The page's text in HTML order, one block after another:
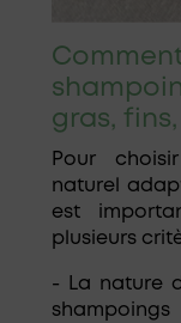
gras,
Pour
naturel
est
plusieurs
- La nature